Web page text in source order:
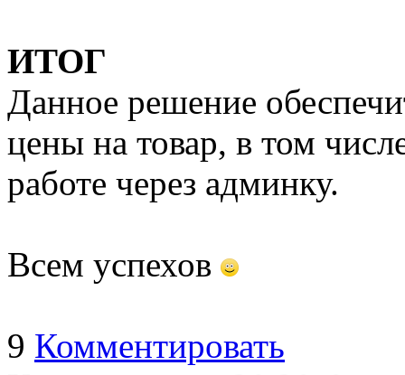
ИТОГ
Данное решение
цены на товар, в том
работе через админку.
Всем успехов
9 Комментировать